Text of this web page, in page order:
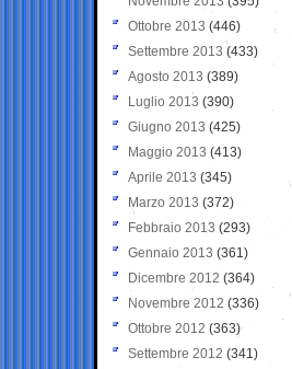
Ottobre 2013 (446)
Settembre 2013 (433)
Agosto 2013 (389)
Luglio 2013 (390)
Giugno 2013 (425)
Maggio 2013 (413)
Aprile 2013 (345)
Marzo 2013 (372)
Febbraio 2013 (293)
Gennaio 2013 (361)
Dicembre 2012 (364)
Novembre 2012 (336)
Ottobre 2012 (363)
Settembre 2012 (341)